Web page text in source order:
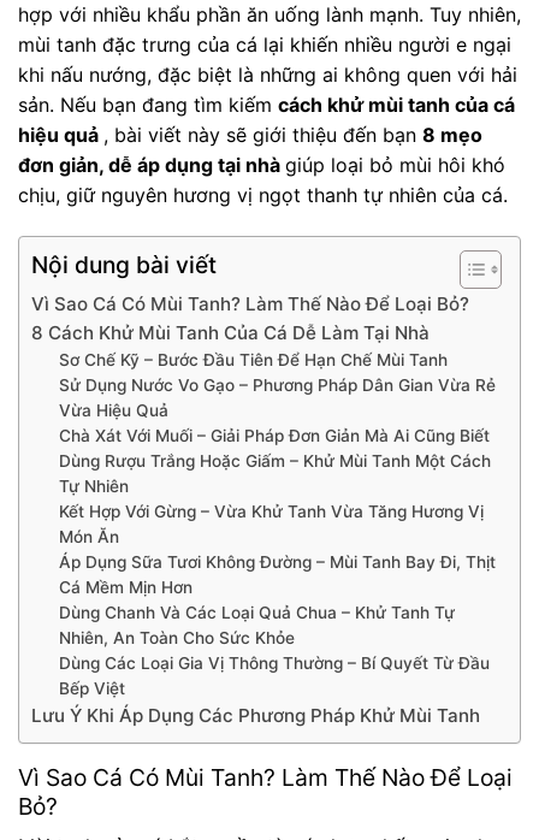
hợp với nhiều khẩu phần ăn uống lành mạnh. Tuy nhiên,
mùi tanh đặc trưng của cá lại khiến nhiều người e ngại
khi nấu nướng, đặc biệt là những ai không quen với hải
sản. Nếu bạn đang tìm kiếm cách khử mùi tanh của cá
hiệu quả , bài viết này sẽ giới thiệu đến bạn 8 mẹo
đơn giản, dễ áp dụng tại nhà giúp loại bỏ mùi hôi khó
chịu, giữ nguyên hương vị ngọt thanh tự nhiên của cá.
Nội dung bài viết
Vì Sao Cá Có Mùi Tanh? Làm Thế Nào Để Loại Bỏ?
8 Cách Khử Mùi Tanh Của Cá Dễ Làm Tại Nhà
Sơ Chế Kỹ – Bước Đầu Tiên Để Hạn Chế Mùi Tanh
Sử Dụng Nước Vo Gạo – Phương Pháp Dân Gian Vừa Rẻ
Vừa Hiệu Quả
Chà Xát Với Muối – Giải Pháp Đơn Giản Mà Ai Cũng Biết
Dùng Rượu Trắng Hoặc Giấm – Khử Mùi Tanh Một Cách
Tự Nhiên
Kết Hợp Với Gừng – Vừa Khử Tanh Vừa Tăng Hương Vị
Món Ăn
Áp Dụng Sữa Tươi Không Đường – Mùi Tanh Bay Đi, Thịt
Cá Mềm Mịn Hơn
Dùng Chanh Và Các Loại Quả Chua – Khử Tanh Tự
Nhiên, An Toàn Cho Sức Khỏe
Dùng Các Loại Gia Vị Thông Thường – Bí Quyết Từ Đầu
Bếp Việt
Lưu Ý Khi Áp Dụng Các Phương Pháp Khử Mùi Tanh
Vì Sao Cá Có Mùi Tanh? Làm Thế Nào Để Loại
Bỏ?